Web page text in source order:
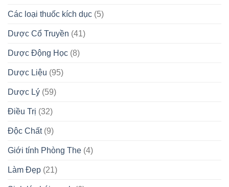
Các loại thuốc kích dục (5)
Dược Cổ Truyền (41)
Dược Động Học (8)
Dược Liệu (95)
Dược Lý (59)
Điều Trị (32)
Độc Chất(9)
Giới tính Phòng The (4)
Làm Đẹp (21)